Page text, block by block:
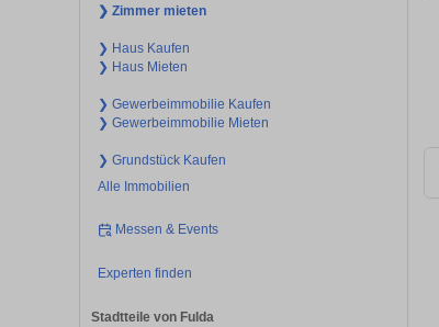
❯ Zimmer mieten
❯ Haus Kaufen
❯ Haus Mieten
❯ Gewerbeimmobilie Kaufen
❯ Gewerbeimmobilie Mieten
❯ Grundstück Kaufen
Alle Immobilien
Messen & Events
Experten finden
Stadtteile von Fulda